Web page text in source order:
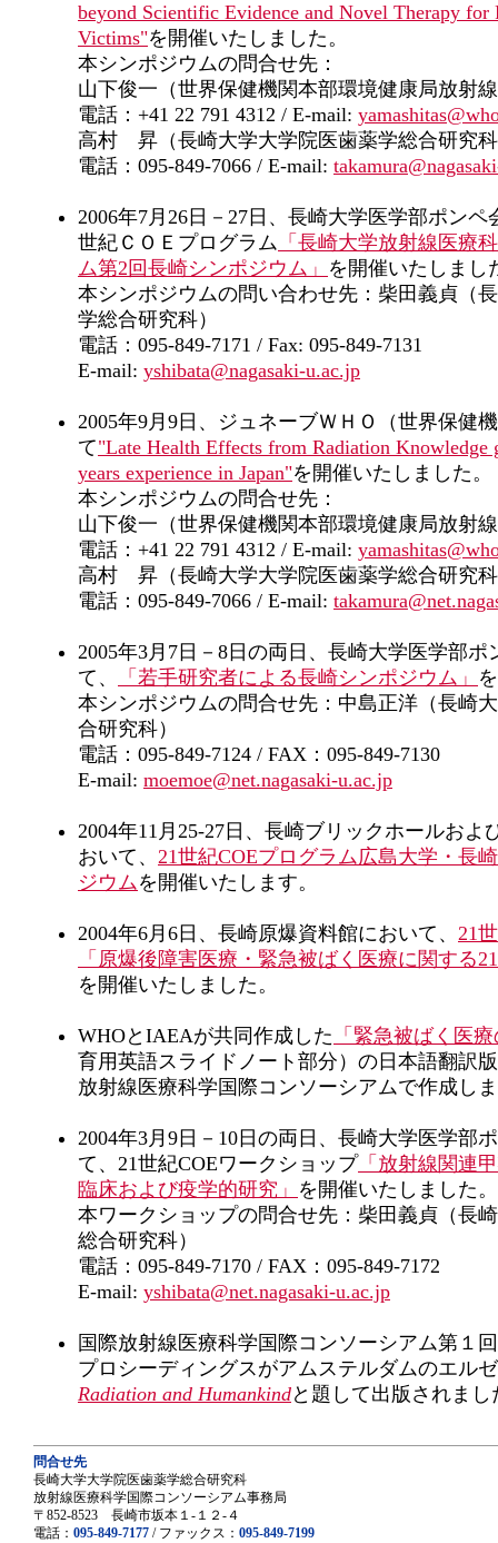
beyond Scientific Evidence and Novel Therapy for
Victims"を開催いたしました。
本シンポジウムの問合せ先：
山下俊一（世界保健機関本部環境健康局放射
電話：+41 22 791 4312 / E-mail:
高村 昇（長崎大学大学院医歯薬学総合研究
電話：095-849-7066 / E-mail:
2006年7月26日－27日、長崎大学医学部ポン
世紀ＣＯＥプログラム 「長崎大学放射線医療
ム第2回長崎シンポジウム」 を開催いたしまし
本シンポジウムの問い合わせ先：柴田義貞（
学総合研究科）
電話：095-849-7171 / Fax: 095-849-7131
E-mail: yshibata@nagasaki-u.ac.jp
2005年9月9日、ジュネーブＷＨＯ（世界保健
て"Late Health Effects from Radiation Knowledge
years experience in Japan"を開催いたしました。
本シンポジウムの問合せ先：
山下俊一（世界保健機関本部環境健康局放射
電話：+41 22 791 4312 / E-mail:
高村 昇（長崎大学大学院医歯薬学総合研究
電話：095-849-7066 / E-mail:
2005年3月7日－8日の両日、長崎大学医学部
て、
「若手研究者による長崎シンポジウム」
本シンポジウムの問合せ先：中島正洋（長崎
合研究科）
電話：095-849-7124 / FAX：095-849-7130
E-mail: moemoe@net.nagasaki-u.ac.jp
2004年11月25-27日、長崎ブリックホールおよ
おいて、 21世紀COEプログラム広島大学・長
ジウムを開催いたします。
2004年6月6日、長崎原爆資料館において、 21
「原爆後障害医療・緊急被ばく医療に関する
を開催いたしました。
WHOとIAEAが共同作成した 「緊急被ばく医
育用英語スライドノート部分）の日本語翻訳
放射線医療科学国際コンソーシアムで作成し
2004年3月9日－10日の両日、長崎大学医学部
て、21世紀COEワークショップ「放射線関連
臨床および疫学的研究」 を開催いたしました。
本ワークショップの問合せ先：柴田義貞（長
総合研究科）
電話：095-849-7170 / FAX：095-849-7172
E-mail: yshibata@net.nagasaki-u.ac.jp
国際放射線医療科学国際コンソーシアム第１
プロシーディングスがアムステルダムのエル
Radiation and Humankindと題して出版されまし
問合せ先
長崎大学大学院医歯薬学総合研究科
放射線医療科学国際コンソーシアム事務局
〒852-8523 長崎市坂本１-１２-４
電話： 095-849-7177 / ファックス： 095-849-7199